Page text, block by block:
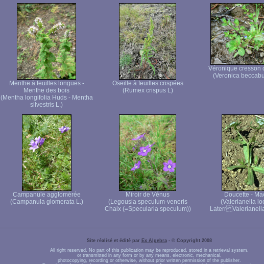
Menthe à feuilles longues -
Menthe des bois
(Mentha longifolia Huds - Mentha
silvestris L.)
Oseille à feuilles crispées
(Rumex crispus L)
Véronique cresson
(Veronica
Campanule agglomérée
(Campanula glomerata L.)
Miroir de Vénus
(Legousia speculum-veneris
Chaix (=Specularia speculum))
Doucette -
(Valerianella
Laterr
Site réalisé et édité par Ex Algebra- © Copyright 2008
All right reserved. No part of this publication may be reproduced, stored in a retrieval system,
or transmitted in any form or by any means, electronic, mechanical,
photocopying, recording or otherwise, without prior written permission of the publisher.